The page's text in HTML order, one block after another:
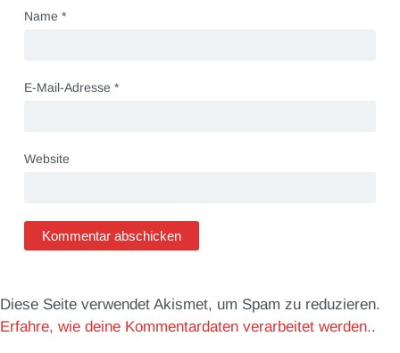
Name *
E-Mail-Adresse *
Website
Diese Seite verwendet Akismet, um Spam zu reduzieren.
Erfahre, wie deine Kommentardaten verarbeitet werden..